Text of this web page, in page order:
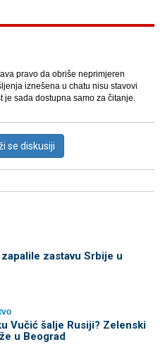
pravo da obriše neprimjeren
iznešena u chatu nisu stavovi
je sada dostupna samo za čitanje.
se diskusiji
zastavu Srbije u
Vučić šalje Rusiji? Zelenski
u Beograd